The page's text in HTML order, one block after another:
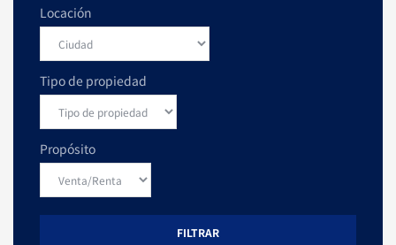
Locación
Tipo de propiedad
Propósito
FILTRAR